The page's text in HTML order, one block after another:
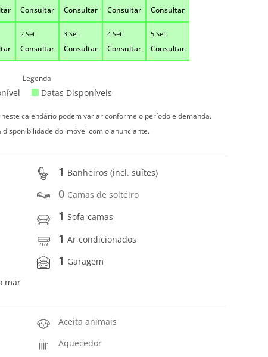
Consultar Consultar Consultar Consultar
2 Set
Consultar
3 Set
Consultar
4 Set
Consultar
5 Set
Consultar
Legenda
Datas Disponíveis
calendário podem variar conforme o período e demanda.
disponibilidade do imóvel com o anunciante.
1 Banheiros (incl. suítes)
0 Camas de solteiro
1Sofa-camas
1Ar condicionados
1 Garagem
mar
Aceita animais
Aquecedor